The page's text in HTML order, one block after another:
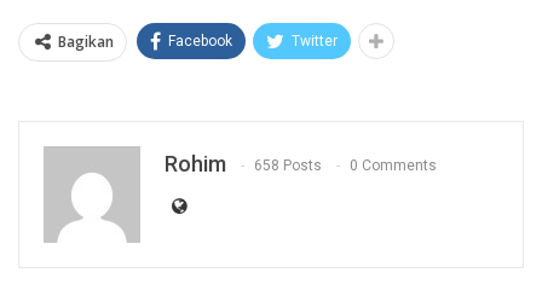
Bagikan Facebook Twitter
Rohim 658 Posts 0 Comments